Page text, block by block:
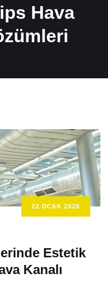
Hava
22 OCAK 2026
Estetik
Kanalı